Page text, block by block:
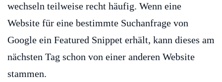
wechseln teilweise recht häufig. Wenn eine
Website für eine bestimmte Suchanfrage von
Google ein Featured Snippet erhält, kann dieses am
nächsten Tag schon von einer anderen Website
stammen.